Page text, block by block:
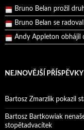
Bruno Belan prožil
Bruno Belan se
Andy Appleton
NEJNOVĚJŠÍ PŘÍSPĚVKY
Bartosz Zmarzlik pokazil
Bartosz Bartkowiak
stopětadvacítek